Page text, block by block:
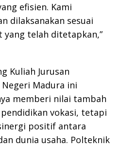
efisien. Kami
dilaksanakan sesuai
telah ditetapkan,”
Kuliah Jurusan
Madura ini
memberi nilai tambah
vokasi, tetapi
positif antara
dunia usaha. Polteknik